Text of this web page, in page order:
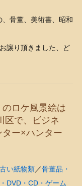
骨董、美術書、昭和
譲り頂きました、ど
ロケ風景絵は
で、ビジネ
ター×ハンター
古い紙物類／骨董品・
DVD・CD・ゲーム